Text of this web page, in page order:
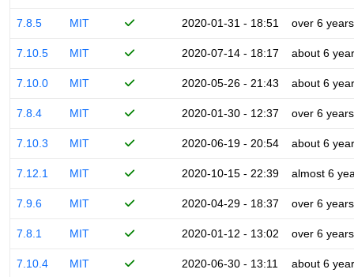
7.8.5 MIT 2020-01-31 - 18:51 over 6 years
7.10.5 MIT 2020-07-14 - 18:17 about 6
7.10.0 MIT 2020-05-26 - 21:43 about 6
7.8.4 MIT 2020-01-30 - 12:37 over 6 years
7.10.3 MIT 2020-06-19 - 20:54 about 6
7.12.1 MIT 2020-10-15 - 22:39 almost 6
7.9.6 MIT 2020-04-29 - 18:37 over 6 years
7.8.1 MIT 2020-01-12 - 13:02 over 6 years
7.10.4 MIT 2020-06-30 - 13:11 about 6